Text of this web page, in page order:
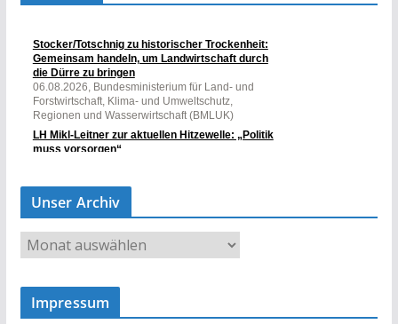
Unser Archiv
U
n
s
Impressum